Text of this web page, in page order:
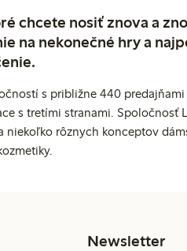
chcete nosiť znova a
na nekonečné hry a
s približne 440 predajňami
s tretími stranami. Spoločnosť
rôznych konceptov
Newsletter